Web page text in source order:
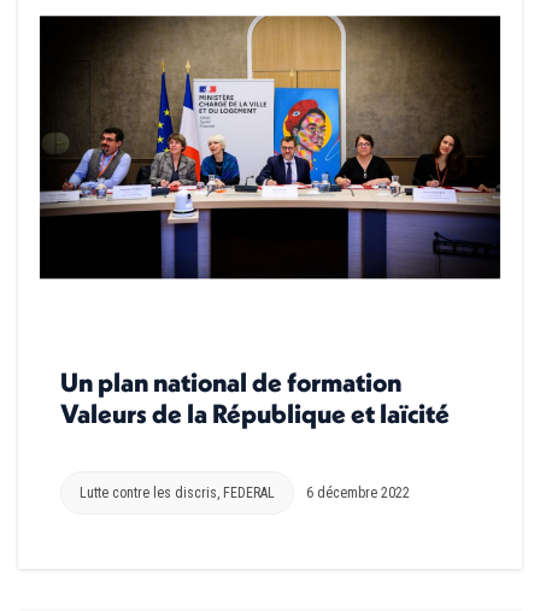
Un plan national de formation
Valeurs de la République et laïcité
Lutte contre les discris, FEDERAL 6 décembre 2022